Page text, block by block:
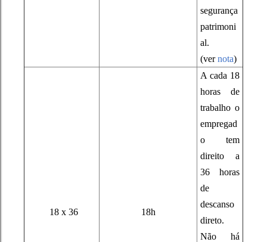
segurança
patrimoni
al.
(vernota)
18 x 36 18h
A cada 18
horas de
trabalho o
empregad
o tem
direito a
36 horas
de
descanso
direto.
Não há